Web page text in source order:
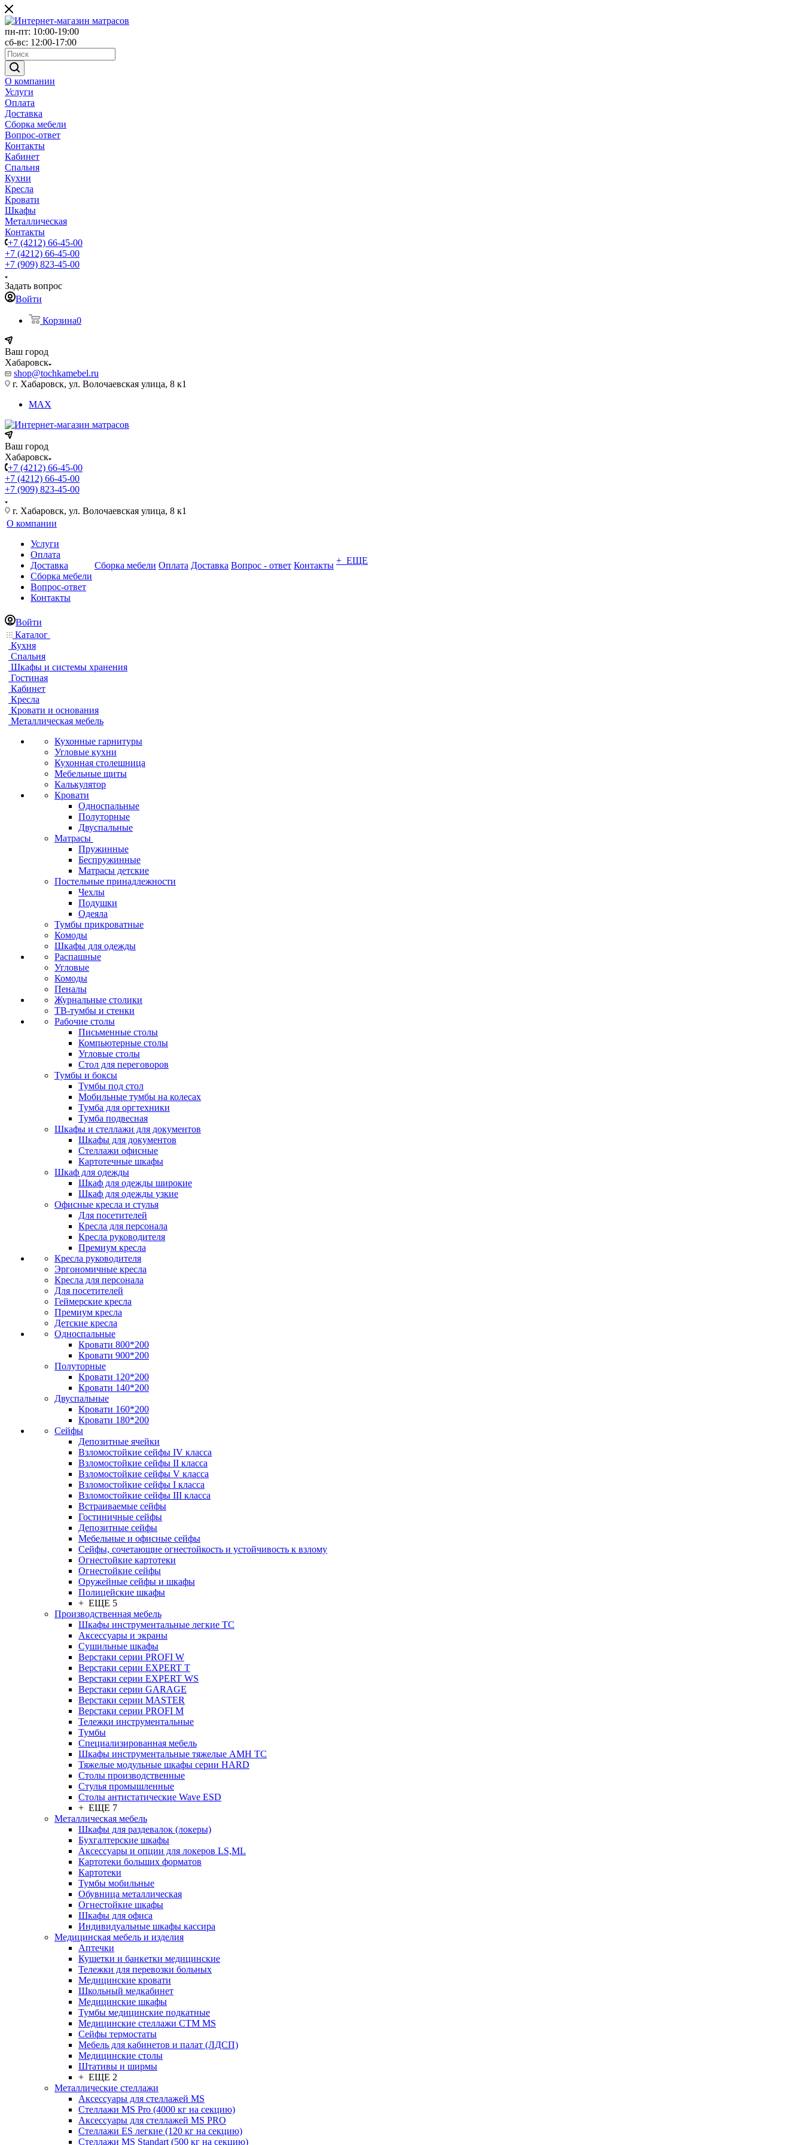
пн-пт: 10:00-19:00
сб-вс: 12:00-17:00
О компании
Услуги
Оплата
Доставка
Сборка мебели
Вопрос-ответ
Контакты
Кабинет
Спальня
Кухни
Кресла
Кровати
Шкафы
Металлическая
Контакты
+7 (4212) 66-45-00
+7 (4212) 66-45-00
+7 (909) 823-45-00
Задать вопрос
Войти
Корзина0
Ваш город
Хабаровск
shop@tochkamebel.ru
г. Хабаровск, ул. Волочаевская улица, 8 к1
MAX
Ваш город
Хабаровск
+7 (4212) 66-45-00
+7 (4212) 66-45-00
+7 (909) 823-45-00
г. Хабаровск, ул. Волочаевская улица, 8 к1
О компании
Услуги
Оплата
Доставка
Сборка мебели
Вопрос-ответ
Контакты
Сборка мебели Оплата Доставка Вопрос - ответ Контакты + ЕЩЕ
Войти
Каталог
Кухня
Спальня
Шкафы и системы хранения
Гостиная
Кабинет
Кресла
Кровати и основания
Металлическая мебель
Кухонные гарнитуры
Угловые кухни
Кухонная столешница
Мебельные щиты
Калькулятор
Кровати
Односпальные
Полуторные
Двуспальные
Матрасы
Пружинные
Беспружинные
Матрасы детские
Постельные принадлежности
Чехлы
Подушки
Одеяла
Тумбы прикроватные
Комоды
Шкафы для одежды
Распашные
Угловые
Комоды
Пеналы
Журнальные столики
ТВ‑тумбы и стенки
Рабочие столы
Письменные столы
Компьютерные столы
Угловые столы
Стол для переговоров
Тумбы и боксы
Тумбы под стол
Мобильные тумбы на колесах
Тумба для оргтехники
Тумба подвесная
Шкафы и стеллажи для документов
Шкафы для документов
Стеллажи офисные
Картотечные шкафы
Шкаф для одежды
Шкаф для одежды широкие
Шкаф для одежды узкие
Офисные кресла и стулья
Для посетителей
Кресла для персонала
Кресла руководителя
Премиум кресла
Кресла руководителя
Эргономичные кресла
Кресла для персонала
Для посетителей
Геймерские кресла
Премиум кресла
Детские кресла
Односпальные
Кровати 800*200
Кровати 900*200
Полуторные
Кровати 120*200
Кровати 140*200
Двуспальные
Кровати 160*200
Кровати 180*200
Сейфы
Депозитные ячейки
Взломостойкие сейфы IV класса
Взломостойкие сейфы II класса
Взломостойкие сейфы V класса
Взломостойкие сейфы I класса
Взломостойкие сейфы III класса
Встраиваемые сейфы
Гостиничные сейфы
Депозитные сейфы
Мебельные и офисные сейфы
Сейфы, сочетающие огнестойкость и устойчивость к взлому
Огнестойкие картотеки
Огнестойкие сейфы
Оружейные сейфы и шкафы
Полицейские шкафы
+ ЕЩЕ 5
Производственная мебель
Шкафы инструментальные легкие ТС
Аксессуары и экраны
Cушильные шкафы
Верстаки серии PROFI W
Верстаки серии EXPERT T
Верстаки серии EXPERT WS
Верстаки серии GARAGE
Верстаки серии MASTER
Верстаки серии PROFI M
Тележки инструментальные
Тумбы
Cпециализированная мебель
Шкафы инструментальные тяжелые AMH TC
Тяжелые модульные шкафы серии HARD
Столы производственные
Стулья промышленные
Столы антистатические Wave ESD
+ ЕЩЕ 7
Металлическая мебель
Шкафы для раздевалок (локеры)
Бухгалтерские шкафы
Аксессуары и опции для локеров LS,ML
Картотеки больших форматов
Картотеки
Тумбы мобильные
Обувница металлическая
Огнестойкие шкафы
Шкафы для офиса
Индивидуальные шкафы кассира
Медицинская мебель и изделия
Аптечки
Кушетки и банкетки медицинские
Тележки для перевозки больных
Медицинские кровати
Школьный медкабинет
Медицинские шкафы
Тумбы медицинские подкатные
Медицинские стеллажи CTM MS
Сейфы термостаты
Мебель для кабинетов и палат (ЛДСП)
Медицинские столы
Штативы и ширмы
+ ЕЩЕ 2
Металлические стеллажи
Аксессуары для стеллажей MS
Стеллажи MS Pro (4000 кг на секцию)
Аксессуары для стеллажей MS PRO
Стеллажи ES легкие (120 кг на секцию)
Стеллажи MS Standart (500 кг на секцию)